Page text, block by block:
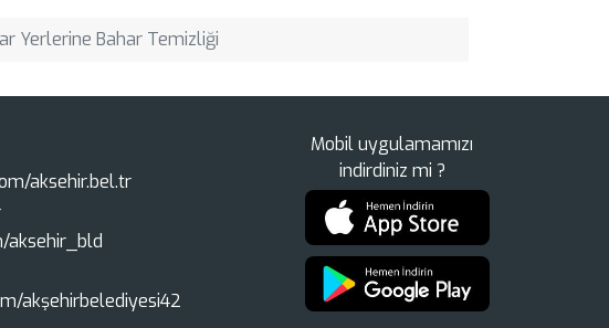
Yerlerine Bahar Temizliği
aksehir.bel.tr
aksehir_bld
akşehirbelediyesi42
Mobil uygulamamızı
indirdiniz mi ?